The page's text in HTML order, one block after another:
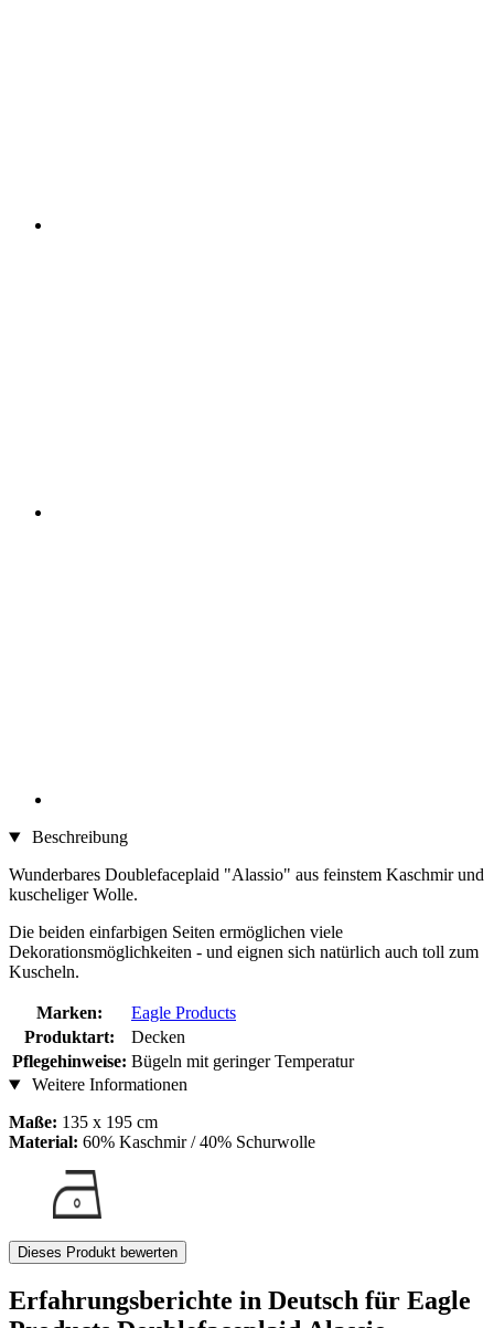
Beschreibung
Wunderbares Doublefaceplaid "Alassio" aus feinstem Kaschmir und
kuscheliger Wolle.
Die beiden einfarbigen Seiten ermöglichen viele
Dekorationsmöglichkeiten - und eignen sich natürlich auch toll zum
Kuscheln.
Marken:
Eagle Products
Produktart:
Decken
Pflegehinweise: Bügeln mit geringer Temperatur
Weitere Informationen
Maße: 135 x 195 cm
Material: 60% Kaschmir / 40% Schurwolle
Dieses Produkt bewerten
Erfahrungsberichte in Deutsch für Eagle